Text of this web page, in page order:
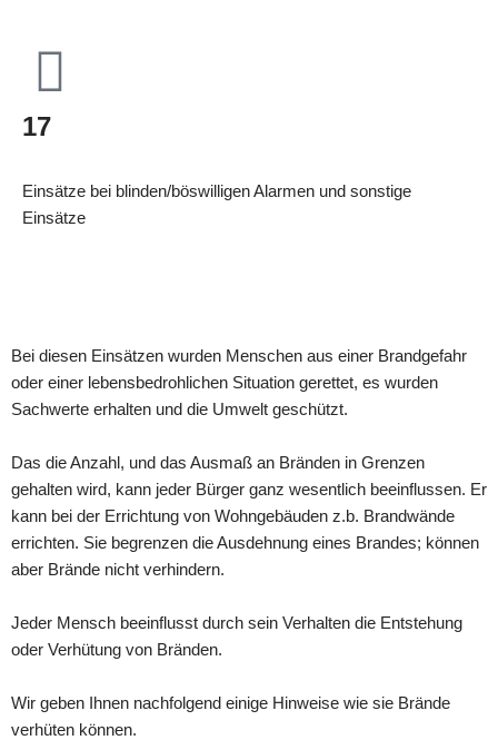
17
Einsätze bei blinden/böswilligen Alarmen und sonstige
Einsätze
Bei diesen Einsätzen wurden Menschen aus einer Brandgefahr
oder einer lebensbedrohlichen Situation gerettet, es wurden
Sachwerte erhalten und die Umwelt geschützt.
Das die Anzahl, und das Ausmaß an Bränden in Grenzen
gehalten wird, kann jeder Bürger ganz wesentlich beeinflussen. Er
kann bei der Errichtung von Wohngebäuden z.b. Brandwände
errichten. Sie begrenzen die Ausdehnung eines Brandes; können
aber Brände nicht verhindern.
Jeder Mensch beeinflusst durch sein Verhalten die Entstehung
oder Verhütung von Bränden.
Wir geben Ihnen nachfolgend einige Hinweise wie sie Brände
verhüten können.